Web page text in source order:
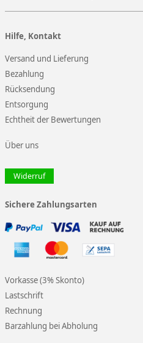
Hilfe, Kontakt
Versand und Lieferung
Bezahlung
Rücksendung
Entsorgung
Echtheit der Bewertungen
Über uns
Widerruf
Sichere Zahlungsarten
Vorkasse (3% Skonto)
Lastschrift
Rechnung
Barzahlung bei Abholung